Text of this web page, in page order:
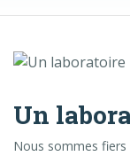
Un
Nous sommes